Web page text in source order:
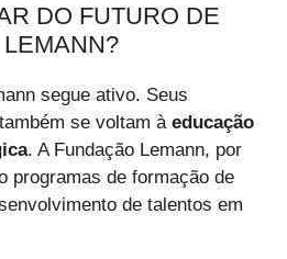
DO FUTURO DE
segue ativo. Seus
se voltam à educação
. A Fundação Lemann, por
programas de formação de
de talentos em